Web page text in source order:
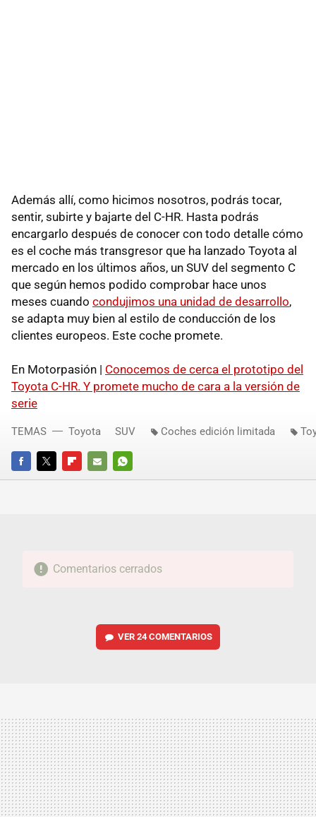
Además allí, como hicimos nosotros, podrás tocar,
sentir, subirte y bajarte del C-HR. Hasta podrás
encargarlo después de conocer con todo detalle cómo
es el coche más transgresor que ha lanzado Toyota al
mercado en los últimos años, un SUV del segmento C
que según hemos podido comprobar hace unos
meses cuando condujimos una unidad de desarrollo,
se adapta muy bien al estilo de conducción de los
clientes europeos. Este coche promete.
En Motorpasión | Conocemos de cerca el prototipo del
Toyota C-HR. Y promete mucho de cara a la versión de
serie
FACEBOOKTWITTERFLIPBOARD
E-
WHATSAPP
TEMAS Toyota SUV Coches edición limitada
Comentarios cerrados
VER 24 COMENTARIOS